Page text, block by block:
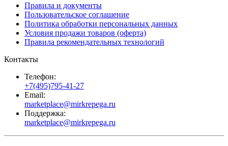
Правила и документы
Пользовательское соглашение
Политика обработки персональных данных
Условия продажи товаров (оферта)
Правила рекомендательных технологий
Контакты
Телефон:
+7(495)795-41-27
Email:
marketplace@mirkrepega.ru
Поддержка:
marketplace@mirkrepega.ru